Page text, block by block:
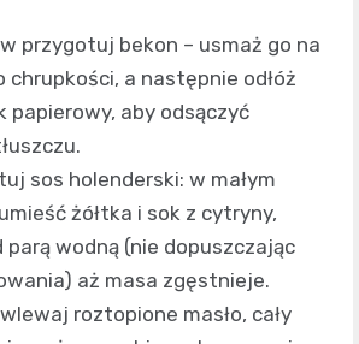
przygotuj bekon – usmaż go na
chrupkości, a następnie odłóż
papierowy, aby odsączyć
sos holenderski: w małym
żółtka i sok z cytryny,
parą wodną (nie dopuszczając
aż masa zgęstnieje.
roztopione masło, cały